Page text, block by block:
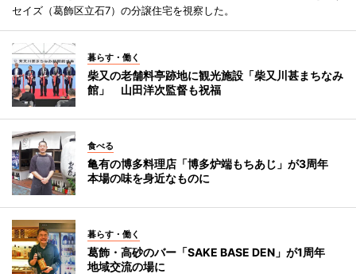
セイズ（葛飾区立石7）の分譲住宅を視察した。
暮らす・働く
柴又の老舗料亭跡地に観光施設「柴又川甚まちなみ
館」 山田洋次監督も祝福
食べる
亀有の博多料理店「博多炉端もちあじ」が3周年
本場の味を身近なものに
暮らす・働く
葛飾・高砂のバー「SAKE BASE DEN」が1周年
地域交流の場に